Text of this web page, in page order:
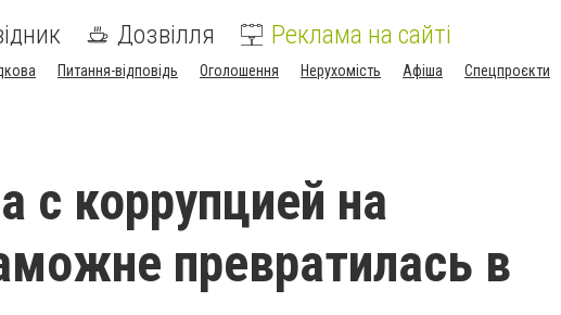
Дозвілля Реклама на сайті
Питання-відповідь Оголошення Нерухомість Афіша Спецпроєкти
с коррупцией на
превратилась в